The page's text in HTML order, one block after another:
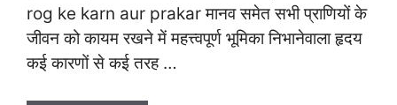
rog ke karn aur prakar मानव समेत सभी प्राणियों के
जीवन को कायम रखने में महत्त्वपूर्ण भूमिका निभानेवाला हृदय
कई कारणों से कई तरह …